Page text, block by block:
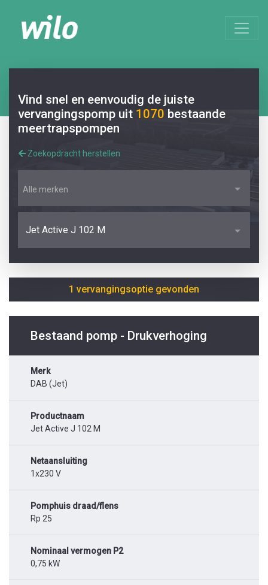
Vind snel en eenvoudig de juiste
vervangingspomp uit 1070 bestaande
meertrapspompen
Zoekopdracht herstellen
Alle merken
Jet Active J 102 M
1 vervangingsoptie gevonden
Bestaand pomp - Drukverhoging
Merk
DAB (Jet)
Productnaam
Jet Active J 102 M
Netaansluiting
1x230 V
Pomphuis draad/flens
Rp 25
Nominaal vermogen P2
0,75 kW